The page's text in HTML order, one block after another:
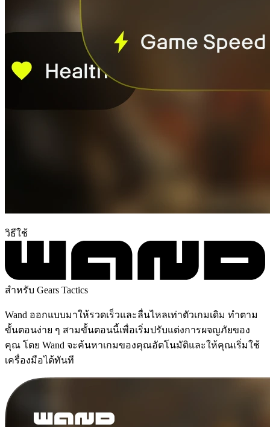
วิธีใช้
สำหรับ Gears Tactics
Wand ออกแบบมาให้รวดเร็วและลื่นไหลเท่าตัวเกมเดิม ทำตาม
ขั้นตอนง่าย ๆ สามขั้นตอนนี้เพื่อเริ่มปรับแต่งการผจญภัยของ
คุณ โดย Wand จะค้นหาเกมของคุณอัตโนมัติและให้คุณเริ่มใช้
เครื่องมือได้ทันที